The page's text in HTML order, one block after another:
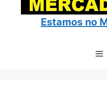
Estamos no